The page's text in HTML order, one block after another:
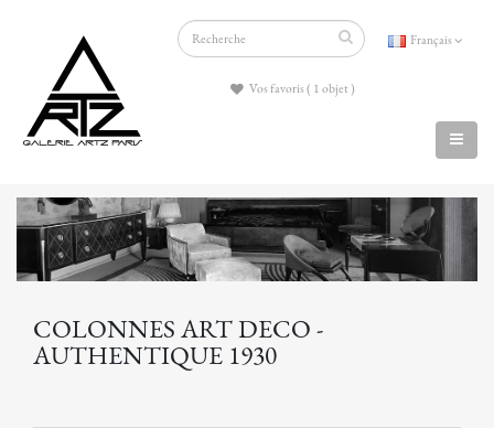
Français
Vos favoris ( 1 objet )
COLONNES ART DECO -
AUTHENTIQUE 1930